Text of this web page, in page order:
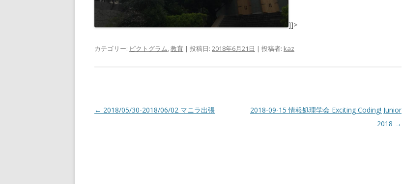
]]>
カテゴリー: ピクトグラム,教育 | 投稿日: 2018年6月21日 | 投稿者: kaz
投
← 2018/05/30-2018/06/02 マニラ出張
2018-09-15 情報処理学会 Exciting Coding! Junior
2018 →